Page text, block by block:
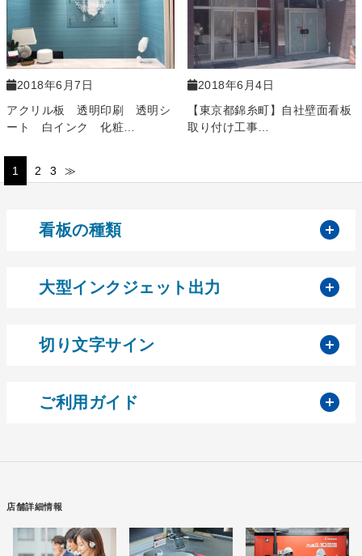
2018年6月7日
アクリル板 透明印刷 透明シ
ート 白インク 化粧…
2018年6月4日
【東京都錦糸町】自社壁面看板
取り付け工事…
1 2 3 ≫
看板の種類
大型インクジェット出力
切り文字サイン
ご利用ガイド
店舗詳細情報